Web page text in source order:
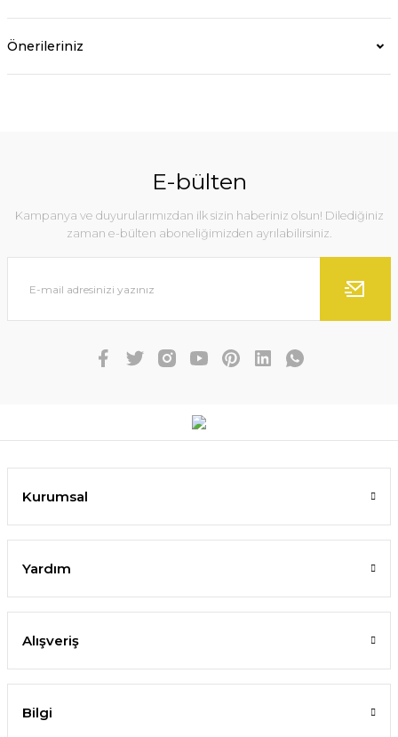
Önerileriniz
E-bülten
Kampanya ve duyurularımızdan ilk sizin haberiniz olsun! Dilediğiniz
zaman e-bülten aboneliğimizden ayrılabilirsiniz.
Kurumsal
Yardım
Alışveriş
Bilgi